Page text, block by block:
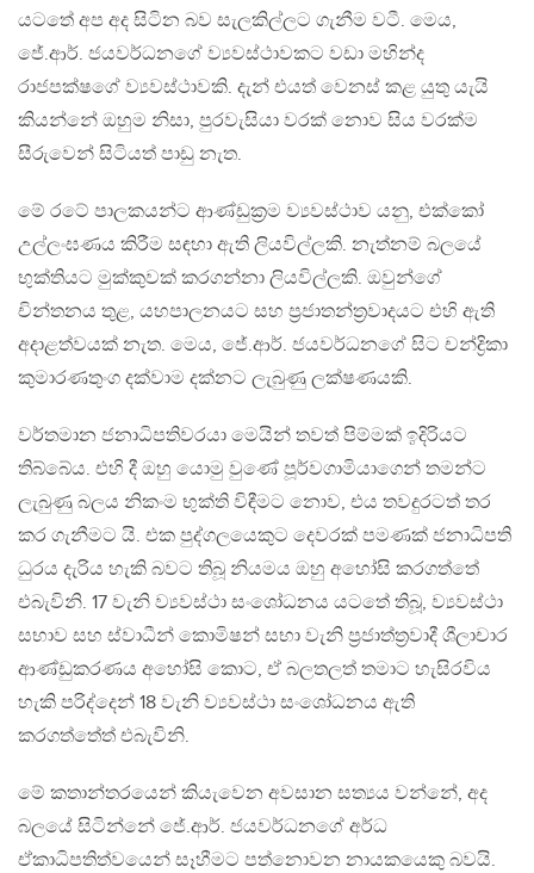
යටතේ අප අද සිටින බව සැලකිල්ලට ගැනීම වටී. මෙය,
ජේ.ආර්. ජයවර්ධනගේ ව්‍යවස්ථාවකට වඩා මහින්ද
රාජපක්ෂගේ ව්‍යවස්ථාවකි. දැන් එයත් වෙනස් කළ යුතු යැයි
කියන්නේ ඔහුම නිසා, පුරවැසියා වරක් නොව සිය වරක්ම
සීරුවෙන් සිටියත් පාඩු නැත.
මේ රටේ පාලකයන්ට ආණ්ඩුක‍්‍රම ව්‍යවස්ථාව යනු, එක්කෝ
උල්ලංඝණය කිරීම සඳහා ඇති ලියවිල්ලකි. නැත්නම් බලයේ
භුක්තියට මුක්කුවක් කරගන්නා ලියවිල්ලකි. ඔවුන්ගේ
චින්තනය තුළ, යහපාලනයට සහ ප‍්‍රජාතන්ත‍්‍රවාදයට එහි ඇති
අදාළත්වයක් නැත. මෙය, ජේ.ආර්. ජයවර්ධනගේ සිට චන්ද්‍රිකා
කුමාරණතුංග දක්වාම දක්නට ලැබුණු ලක්ෂණයකි.
වර්තමාන ජනාධිපතිවරයා මෙයින් තවත් පිම්මක් ඉදිරියට
තිබ්බේය. එහි දී ඔහු යොමු වුණේ පූර්වගාමියාගෙන් තමන්ට
ලැබුණු බලය නිකංම භුක්ති විඳීමට නොව, එය තවදුරටත් තර
කර ගැනීමට යි. එක පුද්ගලයෙකුට දෙවරක් පමණක් ජනාධිපති
ධුරය දැරිය හැකි බවට තිබූ නියමය ඔහු අහෝසි කරගත්තේ
එබැවිනි. 17 වැනි ව්‍යවස්ථා සංශෝධනය යටතේ තිබූ, ව්‍යවස්ථා
සභාව සහ ස්වාධීන් කොමිෂන් සභා වැනි ප‍්‍රජාත්ත‍්‍රවාදී ශීලාචාර
ආණ්ඩුකරණය අහෝසි කොට, ඒ බලතලත් තමාට හැසිරවිය
හැකි පරිද්දෙන් 18 වැනි ව්‍යවස්ථා සංශෝධනය ඇති
කරගත්තේත් එබැවිනි.
මේ කතාන්තරයෙන් කියැවෙන අවසාන සත්‍යය වන්නේ, අද
බලයේ සිටින්නේ ජේ.ආර්. ජයවර්ධනගේ අර්ධ
ඒකාධිපතිත්වයෙන් සෑහීමට පත්නොවන නායකයෙකු බවයි.